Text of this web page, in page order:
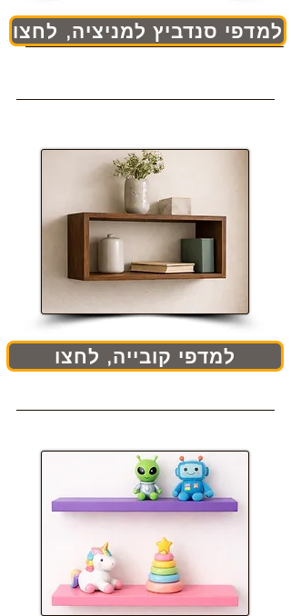
למדפי סנדביץ למניציה, לחצו
למדפי קובייה, לחצו